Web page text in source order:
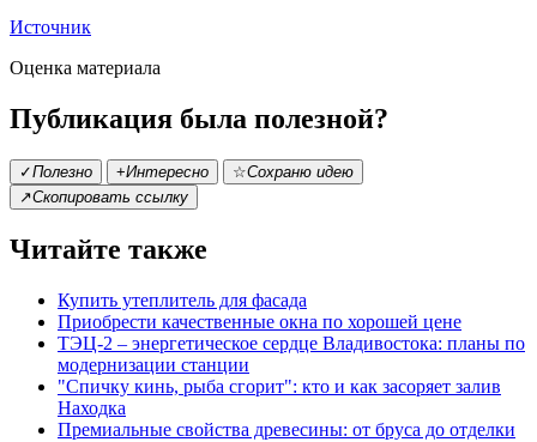
Источник
Оценка материала
Публикация была полезной?
✓Полезно +Интересно ☆Сохраню идею
↗Скопировать ссылку
Читайте также
Купить утеплитель для фасада
Приобрести качественные окна по хорошей цене
ТЭЦ-2 – энергетическое сердце Владивостока: планы по
модернизации станции
"Спичку кинь, рыба сгорит": кто и как засоряет залив
Находка
Премиальные свойства древесины: от бруса до отделки